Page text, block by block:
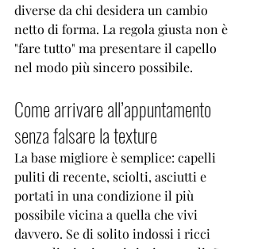
diverse da chi desidera un cambio
netto di forma. La regola giusta non è
"fare tutto" ma presentare il capello
nel modo più sincero possibile.
Come arrivare all’appuntamento
senza falsare la texture
La base migliore è semplice: capelli
puliti di recente, sciolti, asciutti e
portati in una condizione il più
possibile vicina a quella che vivi
davvero. Se di solito indossi i ricci